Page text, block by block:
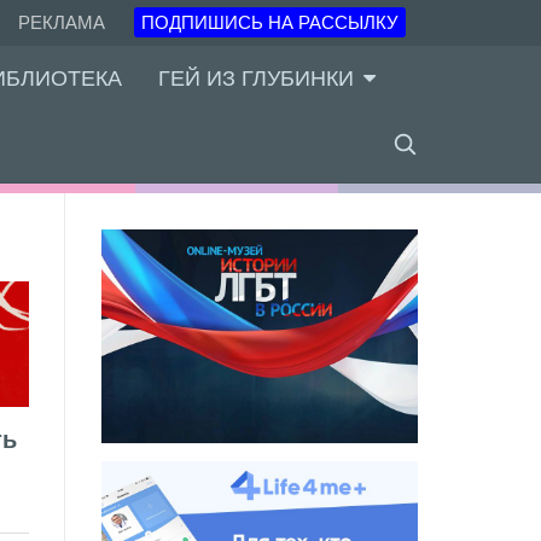
РЕКЛАМА ПОДПИШИСЬ НА РАССЫЛКУ
ГЕЙ ИЗ ГЛУБИНКИ